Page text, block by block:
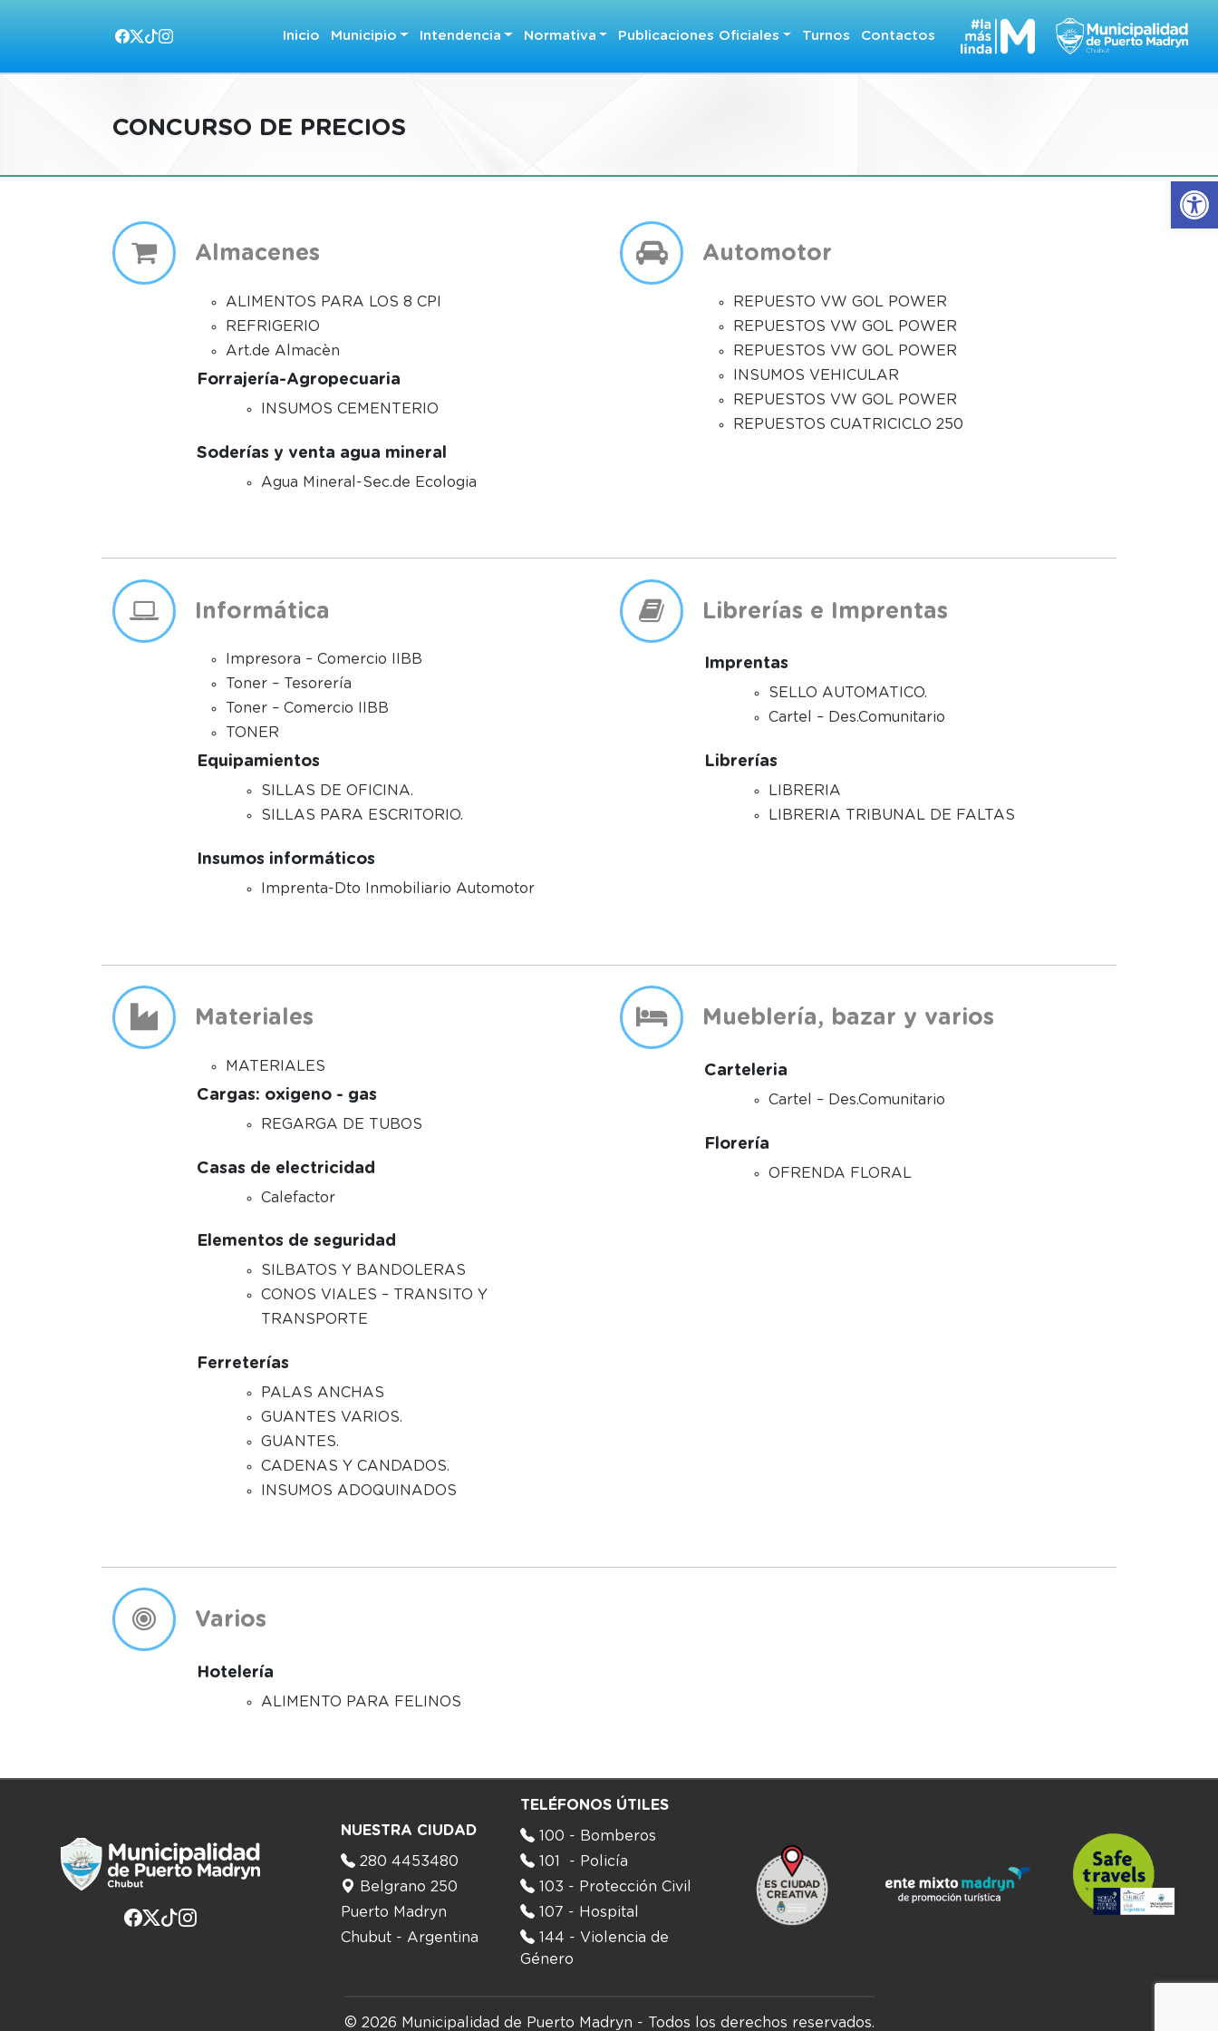
Abrir
Inicio Municipio Intendencia Normativa Publicaciones Oficiales Turnos Contactos
CONCURSO DE PRECIOS
Almacenes
ALIMENTOS PARA LOS 8 CPI
REFRIGERIO
Art.de Almacèn
Forrajería-Agropecuaria
INSUMOS CEMENTERIO
Soderías y venta agua mineral
Agua Mineral-Sec.de Ecologia
Automotor
REPUESTO VW GOL POWER
REPUESTOS VW GOL POWER
REPUESTOS VW GOL POWER
INSUMOS VEHICULAR
REPUESTOS VW GOL POWER
REPUESTOS CUATRICICLO 250
Informática
Impresora – Comercio IIBB
Toner – Tesorería
Toner – Comercio IIBB
TONER
Equipamientos
SILLAS DE OFICINA.
SILLAS PARA ESCRITORIO.
Insumos informáticos
Imprenta-Dto Inmobiliario Automotor
Librerías e Imprentas
Imprentas
SELLO AUTOMATICO.
Cartel – Des.Comunitario
Librerías
LIBRERIA
LIBRERIA TRIBUNAL DE FALTAS
Materiales
MATERIALES
Cargas: oxigeno - gas
REGARGA DE TUBOS
Casas de electricidad
Calefactor
Elementos de seguridad
SILBATOS Y BANDOLERAS
CONOS VIALES – TRANSITO Y
TRANSPORTE
Ferreterías
PALAS ANCHAS
GUANTES VARIOS.
GUANTES.
CADENAS Y CANDADOS.
INSUMOS ADOQUINADOS
Mueblería, bazar y varios
Carteleria
Cartel – Des.Comunitario
Florería
OFRENDA FLORAL
Varios
Hotelería
ALIMENTO PARA FELINOS
NUESTRA CIUDAD
280 4453480
Belgrano 250
Puerto Madryn
Chubut - Argentina
TELÉFONOS ÚTILES
100 - Bomberos
101 - Policía
103 - Protección Civil
107 - Hospital
144 - Violencia de
Género
© 2026 Municipalidad de Puerto Madryn - Todos los derechos reservados.